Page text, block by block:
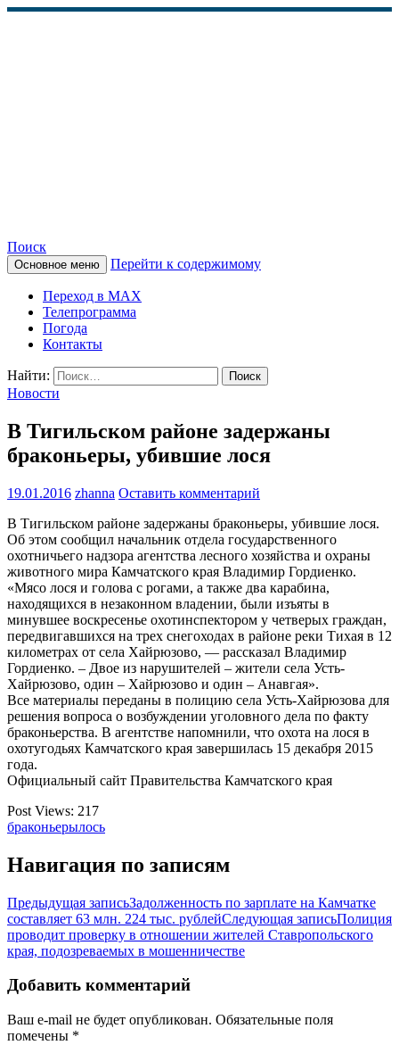
КАМЧАТСКОЕ
ИНФОРМАЦИОННОЕ
АГЕНТСТВО (КИА
«ВЕСТИ»)
Поиск
Основное меню Перейти к содержимому
Переход в MAX
Телепрограмма
Погода
Контакты
Найти:
Новости
В Тигильском районе задержаны
браконьеры, убившие лося
19.01.2016 zhanna Оставить комментарий
В Тигильском районе задержаны браконьеры, убившие лося.
Об этом сообщил начальник отдела государственного
охотничьего надзора агентства лесного хозяйства и охраны
животного мира Камчатского края Владимир Гордиенко.
«Мясо лося и голова с рогами, а также два карабина,
находящихся в незаконном владении, были изъяты в
минувшее воскресенье охотинспектором у четверых граждан,
передвигавшихся на трех снегоходах в районе реки Тихая в 12
километрах от села Хайрюзово, — рассказал Владимир
Гордиенко. – Двое из нарушителей – жители села Усть-
Хайрюзово, один – Хайрюзово и один – Анавгая».
Все материалы переданы в полицию села Усть-Хайрюзова для
решения вопроса о возбуждении уголовного дела по факту
браконьерства. В агентстве напомнили, что охота на лося в
охотугодьях Камчатского края завершилась 15 декабря 2015
года.
Официальный сайт Правительства Камчатского края
Post Views: 217
браконьерылось
Навигация по записям
Предыдущая записьЗадолженность по зарплате на Камчатке
составляет 63 млн. 224 тыс. рублейСледующая записьПолиция
проводит проверку в отношении жителей Ставропольского
края, подозреваемых в мошенничестве
Добавить комментарий
Ваш e-mail не будет опубликован. Обязательные поля
помечены *